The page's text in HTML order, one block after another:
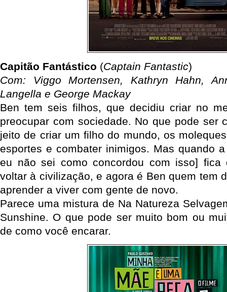
Capitão Fantástico (Captain Fantastic)
Com: Viggo Mortensen, Kathryn Hahn,
Langella e George Mackay
Ben tem seis filhos, que decidiu criar no
preocupar com sociedade. No que pode ser
jeito de criar um filho do mundo, os
esportes e combater inimigos. Mas quando
eu não sei como concordou com isso] fica
voltar à civilização, e agora é Ben quem tem
aprender a viver com gente de novo.
Parece uma mistura de Na Natureza
Sunshine. O que pode ser muito bom ou
de como você encarar.